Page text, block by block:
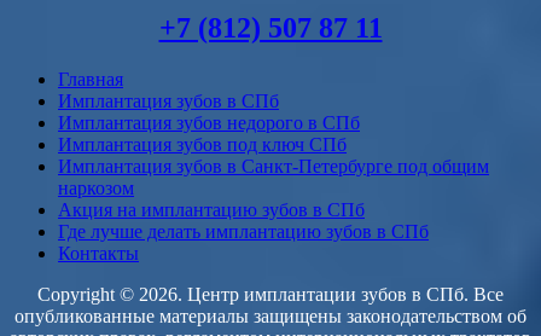
+7 (812) 507 87 11
Главная
Имплантация зубов в СПб
Имплантация зубов недорого в СПб
Имплантация зубов под ключ СПб
Имплантация зубов в Санкт-Петербурге под общим
наркозом
Акция на имплантацию зубов в СПб
Где лучше делать имплантацию зубов в СПб
Контакты
Copyright © 2026. Центр имплантации зубов в СПб. Все
опубликованные материалы защищены законодательством об